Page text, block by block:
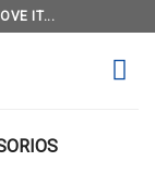
IT...